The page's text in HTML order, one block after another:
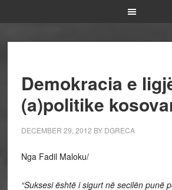
Demokracia e
(a)politike
DECEMBER 29, 2012 BY DGRECA
Nga Fadil Maloku/
“Suksesi është i sigurt në secilën punë